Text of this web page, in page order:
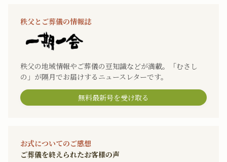
秩父とご葬儀の情報誌
秩父の地域情報やご葬儀の豆知識などが満載。「むさし
の」が隔月でお届けするニュースレターです。
無料最新号を受け取る
お式についてのご感想
ご葬儀を終えられたお客様の声